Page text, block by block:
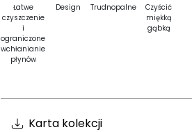
Łatwe
czyszczenie
i
ograniczone
wchłanianie
płynów
Design Trudnopalne
Czyścić
miękką
gąbką
Karta kolekcji